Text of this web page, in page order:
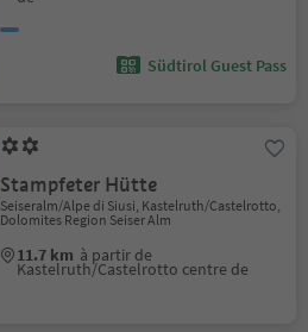
Südtirol Guest Pass
Stampfeter Hütte
Seiseralm/Alpe di Siusi, Kastelruth/Castelrotto,
Dolomites Region Seiser Alm
11.7 km à partir de
Kastelruth/Castelrotto centre de